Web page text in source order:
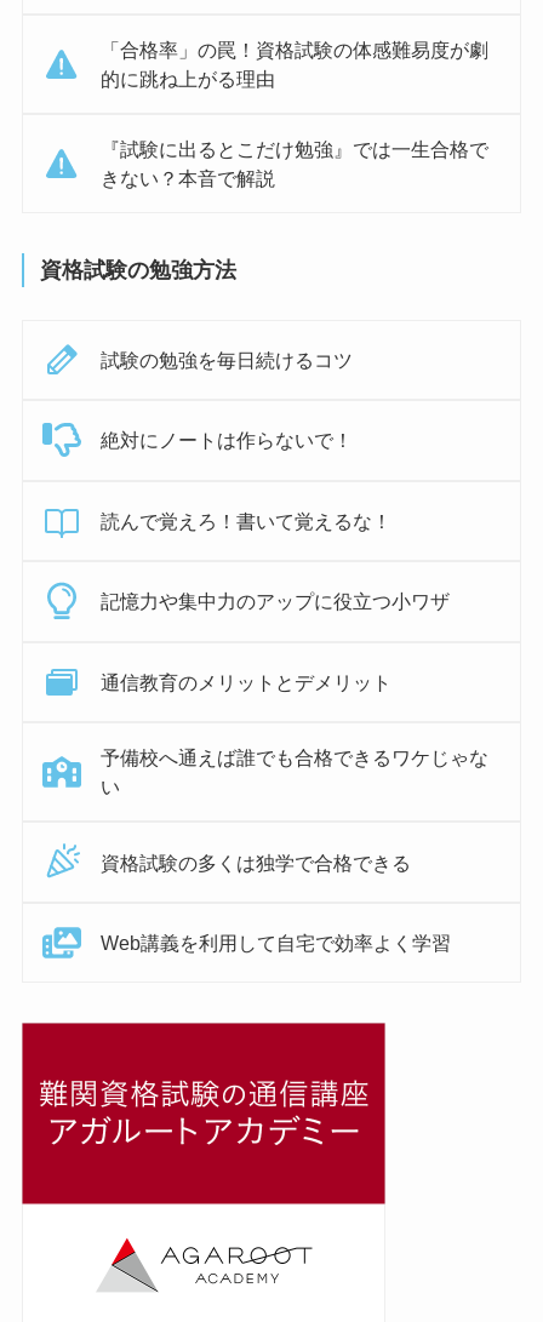
「合格率」の罠！資格試験の体感難易度が劇
的に跳ね上がる理由
『試験に出るとこだけ勉強』では一生合格で
きない？本音で解説
資格試験の勉強方法
試験の勉強を毎日続けるコツ
絶対にノートは作らないで！
読んで覚えろ！書いて覚えるな！
記憶力や集中力のアップに役立つ小ワザ
通信教育のメリットとデメリット
予備校へ通えば誰でも合格できるワケじゃな
い
資格試験の多くは独学で合格できる
Web講義を利用して自宅で効率よく学習